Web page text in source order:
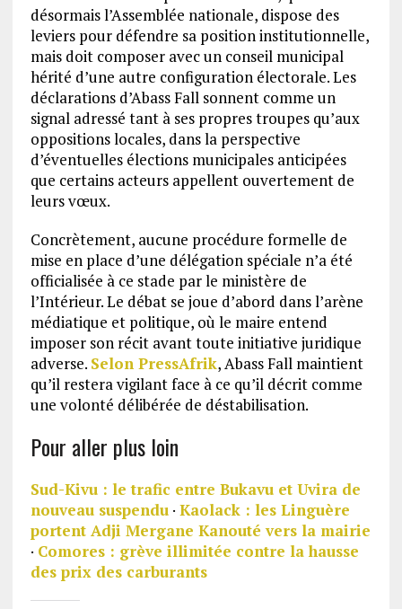
désormais l’Assemblée nationale, dispose des
leviers pour défendre sa position institutionnelle,
mais doit composer avec un conseil municipal
hérité d’une autre configuration électorale. Les
déclarations d’Abass Fall sonnent comme un
signal adressé tant à ses propres troupes qu’aux
oppositions locales, dans la perspective
d’éventuelles élections municipales anticipées
que certains acteurs appellent ouvertement de
leurs vœux.
Concrètement, aucune procédure formelle de
mise en place d’une délégation spéciale n’a été
officialisée à ce stade par le ministère de
l’Intérieur. Le débat se joue d’abord dans l’arène
médiatique et politique, où le maire entend
imposer son récit avant toute initiative juridique
adverse. Selon PressAfrik, Abass Fall maintient
qu’il restera vigilant face à ce qu’il décrit comme
une volonté délibérée de déstabilisation.
Pour aller plus loin
Sud-Kivu : le trafic entre Bukavu et Uvira de
nouveau suspendu· Kaolack : les Linguère
portent Adji Mergane Kanouté vers la mairie
· Comores : grève illimitée contre la hausse
des prix des carburants